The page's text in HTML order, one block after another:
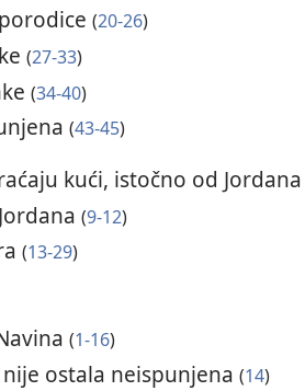
(20-26)
(27-33)
(34-40)
(43-45)
kući, istočno od Jordana
(9-12)
(13-29)
(1-16)
nije ostala neispunjena(14)